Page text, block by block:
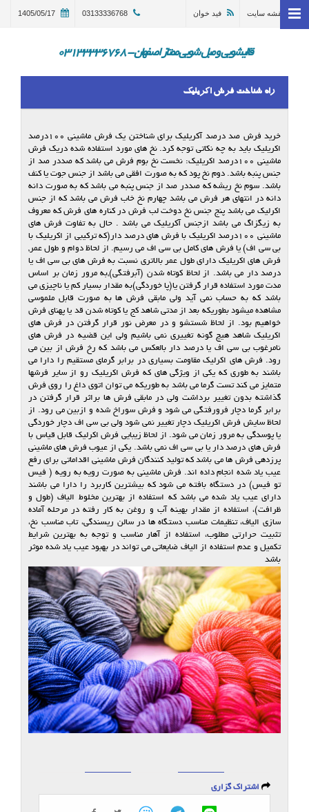
خانه
گالری
درباره ما
تماس با ما
در خواست سرویس
03133336768
1405/05/17 نقشه سایت فید خوان
قالیشویی و مبل شویی ممتاز اصفهان - 03133336768
راه شناخت فرش اکریلیک
خرید فرش صد درصد آکریلیک برای شناختن یک فرش ماشینی ۱۰۰درصد
اکریلیک باید به چه نکاتی توجه کرد. نخ های مورد استفاده شده دریک فرش
ماشینی ۱۰۰درصد اکریلیک: نخست نخ بوم فرش می باشد که صددر صد از
جنس پنبه باشد. دوم نخ پود که به صورت افقی می باشد از جنس جوت یا کنف
باشد. سوم نخ ریشه که صددر صد از جنس پنبه می باشد که به صورت دانه
دانه در انتهای هر فرش می باشد چهارم نخ خاب فرش می باشد که از جنس
اکرلیک می باشد پنج جنس نخ دوخت لب فرش در کناره های فرش که معروف
به زیگزاگ می باشد ازجنس آکریلیک می باشد . حال به تفاوت فرش های
ماشینی ۱۰۰درصد اکریلیک با فرش های درصد دار(که ترکیبی از اکریلیک با
بی سی اف) یا فرش های کامل بی سی اف می رسیم. از لحاظ دوام و طول عمر,
فرش های اکریلیک دارای طول عمر بالاتری نسبت به فرش های بی سی اف یا
درصد دار می باشد. از لحاظ کوتاه شدن (آبرفتگی),به مرور زمان بر اساس
مدت مورد استفاده قرار گرفتن یا(پا خوردگی)به مقدار بسیار کم یا ناچیزی می
باشد که به حساب نمی آید ولی مابقی فرش ها به صورت قابل ملموسی
مشاهده میشود بطوریکه بعد از مدتی شاهد کج یا کوتاه شدن قد یا پهنای فرش
خواهیم بود. از لحاظ شستشو و در معرض نور قرار گرفتن در فرش های
اکریلیک شاهد هیچ گونه تغییری نمی باشیم ولی این قضیه در فرش های
نامرغوب بی سی اف یا درصد دار بالعکس می باشد که رخ فرش از بین می
رود. فرش های اکرلیک مقاومت بسیاری در برابر گرمای مستقیم را دارا می
باشند به طوری که یکی از ویژگی های که فرش اکریلیک رو از سایر فرشها
متمایز می کند تست گرما می باشد به طوریکه می توان اتوی داغ را روی فرش
گذاشته بدون تغییر برداشت ولی در مابقی فرش ها براثر قرار گرفتن در
برابر گرما دچار فرورفتگی می شود و فرش سوراخ شده و ازبین می رود. از
لحاظ سایش فرش اکریلیک دچار تغییر نمی شود ولی بی سی اف دچار خوردگی
یا پوسدگی به مرور زمان می شود. از لحاظ زیبایی فرش اکرلیک قابل قیاس با
فرش های درصد دار یا بی سی اف نمی باشد. یکی از عیوب فرش های ماشینی
پرزدهی فرش ها می باشد که تولید کنندگان فرش ماشینی اقداماتی برای رفع
عیب یاد شده انجام داده اند. فرش ماشینی به صورت رویه به رویه ( فیس
تو فیس) در دستگاه بافته می شود که بیشترین کاربرد را دارا می باشند
دارای عیب یاد شده می باشد که استفاده از بهترین مخلوط الیاف (طول و
ظرافت)، استفاده از مقدار بهینه آب و روغن به کار رفته در مرحله آماده
سازی الیاف، تنظیمات مناسب دستگاه ها در سالن ریسندگی، تاب مناسب نخ،
تثبیت حرارتی مطلوب، استفاده از آهار مناسب و توجه به بهترین شرایط
تکمیل و عدم استفاده از الیاف ضایعاتی می تواند در بهبود عیب یاد شده موثر
باشد
اشتراک گزاری